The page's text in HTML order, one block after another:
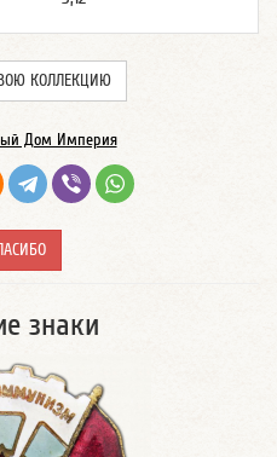
КОЛЛЕКЦИЮ
Дом Империя
знаки